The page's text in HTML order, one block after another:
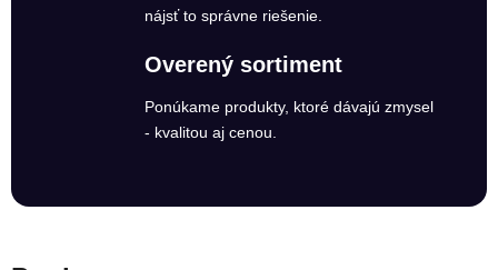
nájsť to správne riešenie.
Overený sortiment
Ponúkame produkty, ktoré dávajú zmysel
- kvalitou aj cenou.